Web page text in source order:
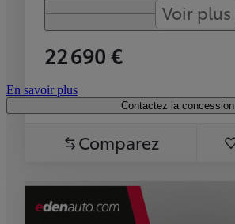
Voir plus
22 690 €
En savoir plus
Contactez la concession
Comparez